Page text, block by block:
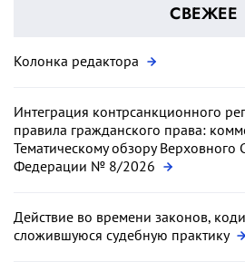
СВЕЖЕЕ
Колонка редактора
Интеграция контрсанкционного
правила гражданского права:
Тематическому обзору Верховного
Федерации № 8/2026
Действие во времени законов,
сложившуюся судебную практику